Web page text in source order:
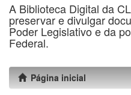
A Biblioteca Digital da
preservar e divulgar
Poder Legislativo e da
Federal.
Página inicial